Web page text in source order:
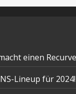
einen
Lineup für 2024!